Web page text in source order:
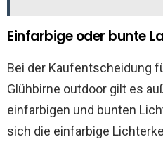
Einfarbige oder bunte
Bei der Kaufentscheidung
Glühbirne outdoor gilt es
einfarbigen und bunten
sich die einfarbige